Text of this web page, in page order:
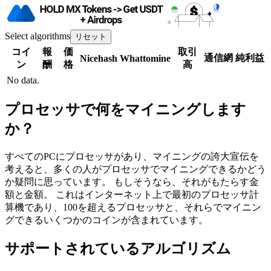
Select algorithms リセット
コイ
ン
報
酬
価
格
Nicehash Whattomine
取引
高
通信網 純利益
No data.
プロセッサで何をマイニングします
か？
すべてのPCにプロセッサがあり、マイニングの誇大宣伝を
考えると、多くの人がプロセッサでマイニングできるかどう
か疑問に思っています。 もしそうなら、それがもたらす金
額と金額。 これはインターネット上で最初のプロセッサ計
算機であり、100を超えるプロセッサと、それらでマイニン
グできるいくつかのコインが含まれています。
サポートされているアルゴリズム